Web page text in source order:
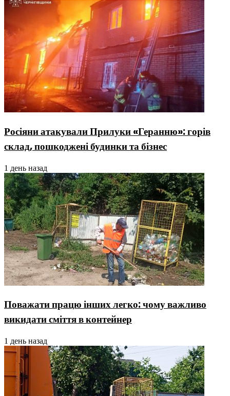
Росіяни атакували Прилуки «Геранню»: горів
склад, пошкоджені будинки та бізнес
1 день назад
Поважати працю інших легко: чому важливо
викидати сміття в контейнер
1 день назад